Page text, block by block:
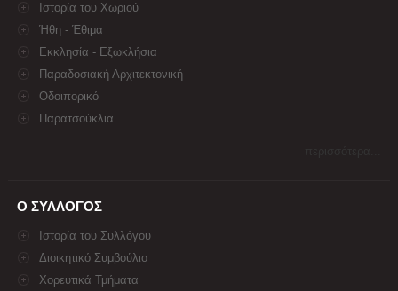
Ιστορία του Χωριού
Ήθη - Έθιμα
Εκκλησία - Εξωκλήσια
Παραδοσιακή Αρχιτεκτονική
Οδοιπορικό
Παρατσούκλια
Ο ΣΥΛΛΟΓΟΣ
Ιστορία του Συλλόγου
Διοικητικό Συμβούλιο
Χορευτικά Τμήματα